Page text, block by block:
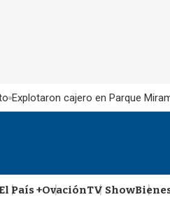
Explotaron cajero en Parque
El País +OvaciónTV Show